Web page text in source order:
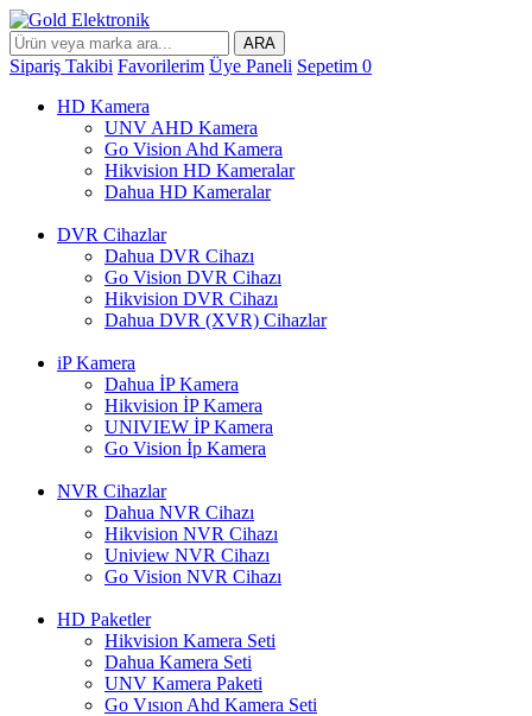
ARA
Sipariş Takibi Favorilerim Üye Paneli Sepetim 0
HD Kamera
UNV AHD Kamera
Go Vision Ahd Kamera
Hikvision HD Kameralar
Dahua HD Kameralar
DVR Cihazlar
Dahua DVR Cihazı
Go Vision DVR Cihazı
Hikvision DVR Cihazı
Dahua DVR (XVR) Cihazlar
iP Kamera
Dahua İP Kamera
Hikvision İP Kamera
UNIVIEW İP Kamera
Go Vision İp Kamera
NVR Cihazlar
Dahua NVR Cihazı
Hikvision NVR Cihazı
Uniview NVR Cihazı
Go Vision NVR Cihazı
HD Paketler
Hikvision Kamera Seti
Dahua Kamera Seti
UNV Kamera Paketi
Go Vısıon Ahd Kamera Seti